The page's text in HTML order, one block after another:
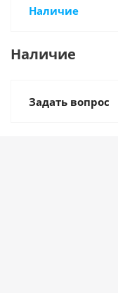
Наличие
Наличие
Задать вопрос